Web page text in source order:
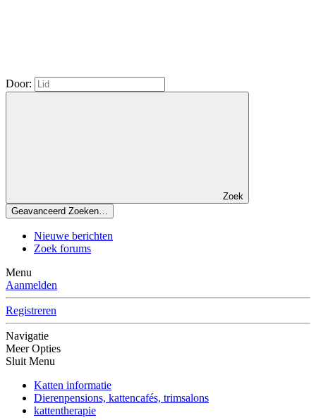
Door:
Zoek
Geavanceerd Zoeken…
Nieuwe berichten
Zoek forums
Menu
Aanmelden
Registreren
Navigatie
Meer Opties
Sluit Menu
Katten informatie
Dierenpensions, kattencafés, trimsalons
kattentherapie